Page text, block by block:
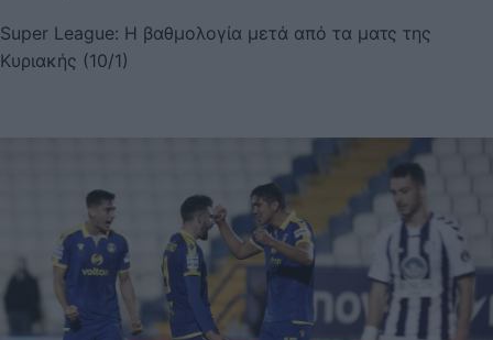
Super League: Η βαθμολογία μετά από τα ματς της
Κυριακής (10/1)